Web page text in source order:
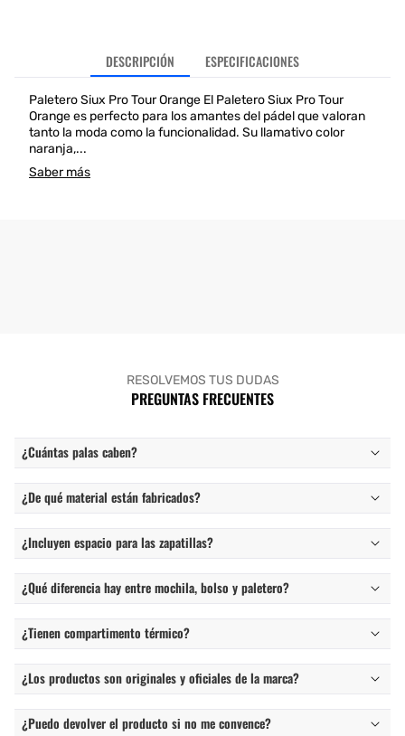
DESCRIPCIÓN ESPECIFICACIONES
Paletero Siux Pro Tour Orange El Paletero Siux Pro Tour
Orange es perfecto para los amantes del pádel que valoran
tanto la moda como la funcionalidad. Su llamativo color
naranja,...
Saber más
RESOLVEMOS TUS DUDAS
PREGUNTAS FRECUENTES
¿Cuántas palas caben?
¿De qué material están fabricados?
¿Incluyen espacio para las zapatillas?
¿Qué diferencia hay entre mochila, bolso y paletero?
¿Tienen compartimento térmico?
¿Los productos son originales y oficiales de la marca?
¿Puedo devolver el producto si no me convence?